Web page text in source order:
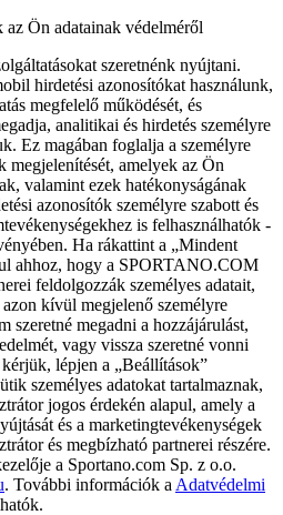
Ön adatainak védelméről
szeretnénk nyújtani.
hirdetési azonosítókat használunk,
megfelelő működését, és
analitikai és hirdetés személyre
Ez magában foglalja a személyre
megjelenítését, amelyek az Ön
valamint ezek hatékonyságának
azonosítók személyre szabott és
is felhasználhatók -
Ha rákattint a „Mindent
ahhoz, hogy a SPORTANO.COM
feldolgozzák személyes adatait,
azon kívül megjelenő személyre
szeretné megadni a hozzájárulást,
vagy vissza szeretné vonni
lépjen a „Beállítások”
személyes adatokat tartalmaznak,
jogos érdekén alapul, amely a
és a marketingtevékenységek
és megbízható partnerei részére.
a Sportano.com Sp. z o.o.
. További információk a Adatvédelmi